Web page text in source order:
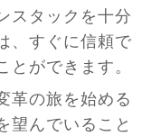
スタックを十分
、すぐに信頼で
ができます。
革の旅を始める
望んでいること